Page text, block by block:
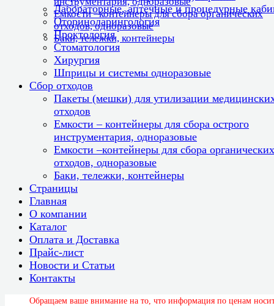
Емкости –контейнеры для сбора органических
отходов, одноразовые
Баки, тележки, контейнеры
Лабораторные, аптечные и процедурные
Оториноларингология
Проктология
Стоматология
Хирургия
Шприцы и системы одноразовые
Сбор отходов
Пакеты (мешки) для утилизации
отходов
Емкости – контейнеры для сбора острого
инструментария, одноразовые
Емкости –контейнеры для сбора органических
отходов, одноразовые
Баки, тележки, контейнеры
Страницы
Главная
О компании
Каталог
Оплата и Доставка
Прайс-лист
Новости и Статьи
Контакты
Обращаем ваше внимание на то, что информация по ценам носи